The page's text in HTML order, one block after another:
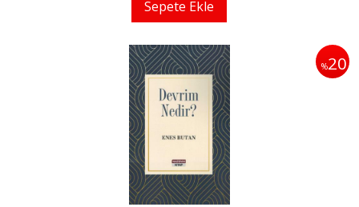
Sepete Ekle
%20